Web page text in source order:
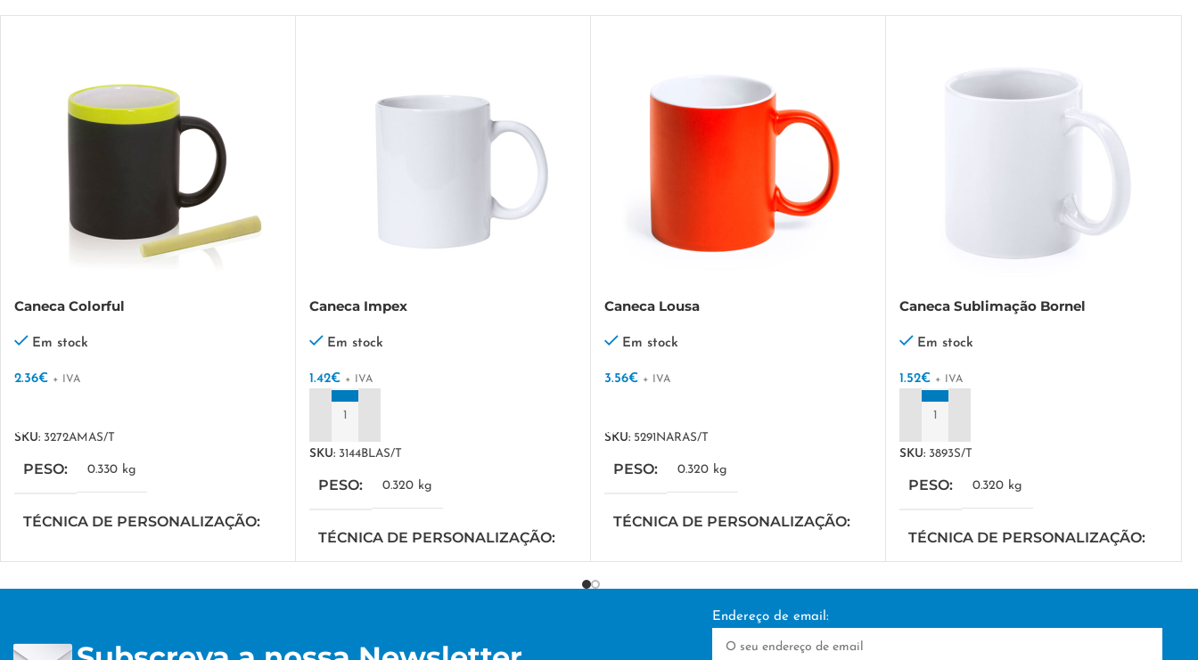
Caneca Colorful
Em stock
2.36€ + IVA
SKU: 3272AMAS/T
PESO 0.330 kg
TÉCNICA DE PERSONALIZAÇÃO
Caneca Impex
Em stock
1.42€ + IVA
ADICIONAR
SKU: 3144BLAS/T
PESO 0.320 kg
TÉCNICA DE PERSONALIZAÇÃO
Caneca Lousa
Em stock
3.56€ + IVA
SKU: 5291NARAS/T
PESO 0.320 kg
TÉCNICA DE PERSONALIZAÇÃO
Caneca Sublimação Bornel
Em stock
1.52€ + IVA
ADICIONAR
SKU: 3893S/T
PESO 0.320 kg
TÉCNICA DE PERSONALIZAÇÃO
Endereço de email: